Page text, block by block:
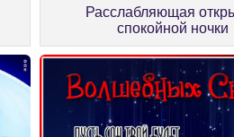
Расслабляющая
спокойной ночки